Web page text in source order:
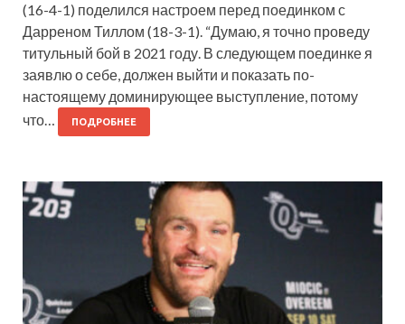
(16-4-1) поделился настроем перед поединком с
Дарреном Тиллом (18-3-1). “Думаю, я точно проведу
титульный бой в 2021 году. В следующем поединке я
заявлю о себе, должен выйти и показать по-
настоящему доминирующее выступление, потому
что…
ПОДРОБНЕЕ